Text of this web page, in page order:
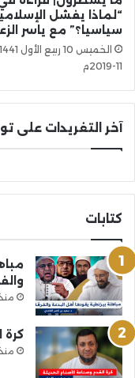
“لماذا يفشل
سياسيا؟” مع ياسر
11-2019م
آخر التغريدات على
كتابات
كرة
منذ 3 أسابيع